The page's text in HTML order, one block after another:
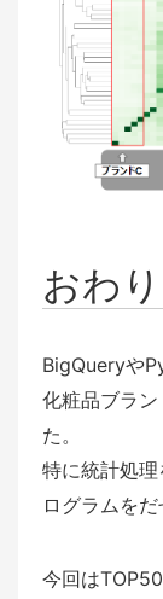
おわり
BigQueryや
化粧品ブラ
た。
特に統計処
ログラムを
今回は